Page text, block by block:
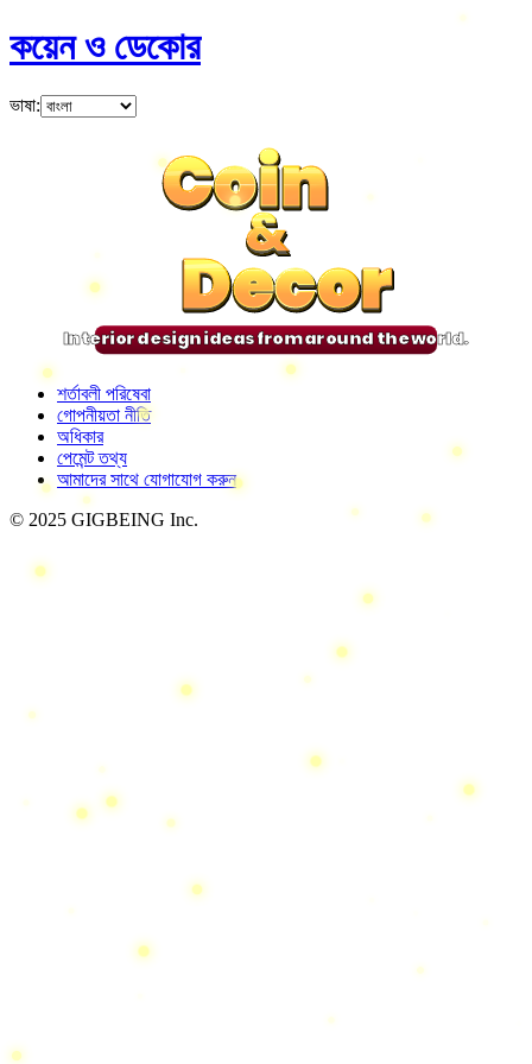
কয়েন ও ডেকোর
ভাষা:
Coin
&
Decor
Coin
&
Decor
Coin
&
Decor
Coin
&
Decor
Interior design ideas from around the world.
শর্তাবলী পরিষেবা
গোপনীয়তা নীতি
অধিকার
পেমেন্ট তথ্য
আমাদের সাথে যোগাযোগ করুন
© 2025 GIGBEING Inc.